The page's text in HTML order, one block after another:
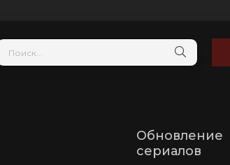
Обновление
сериалов